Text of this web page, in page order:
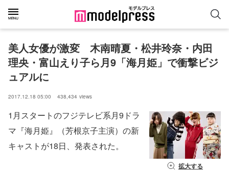
美人女優が激変　木南晴夏・松井玲奈・内田
理央・富山えり子ら月9「海月姫」で衝撃ビジ
ュアルに
2017.12.18 05:00 438,434 views
拡大する
1月スタートのフジテレビ系月9ドラ
マ『海月姫』（芳根京子主演）の新
キャストが18日、発表された。